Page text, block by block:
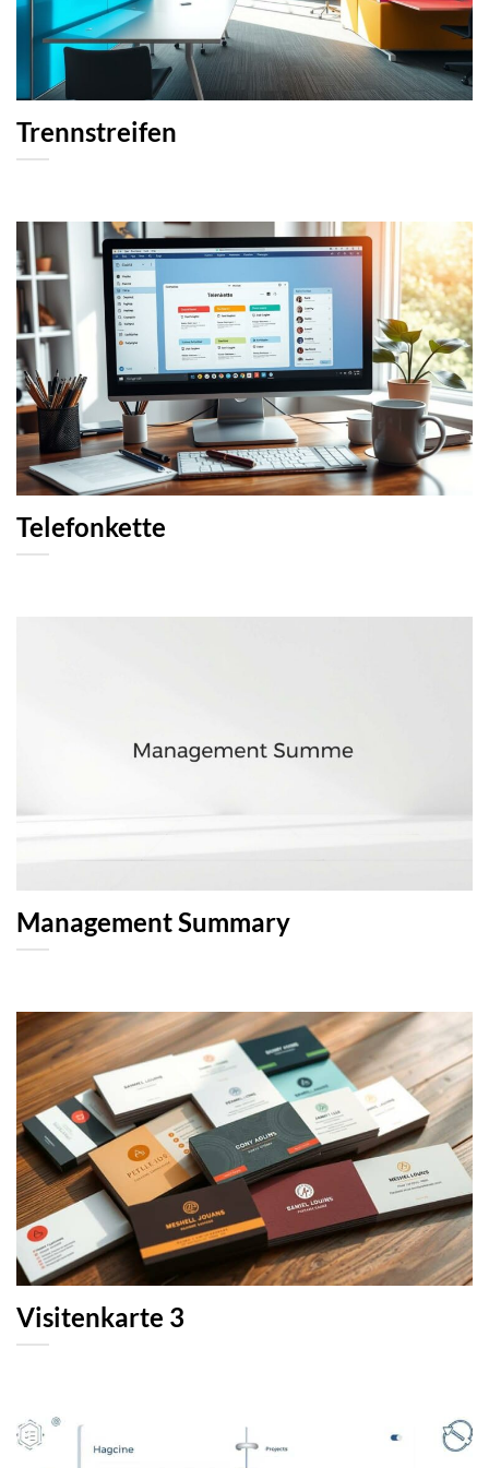
Trennstreifen
Telefonkette
Management Summary
Visitenkarte 3